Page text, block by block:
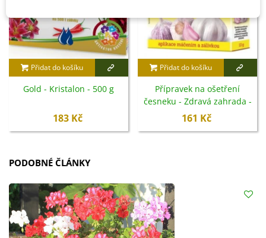
Přidat do košíku
Gold - Kristalon - 500 g
183 Kč
Přidat do košíku
Přípravek na ošetření
česneku - Zdravá zahrada -
10 g
161 Kč
PODOBNÉ ČLÁNKY